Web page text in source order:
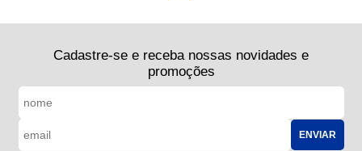
Cadastre-se e receba nossas novidades e
promoções
ENVIAR